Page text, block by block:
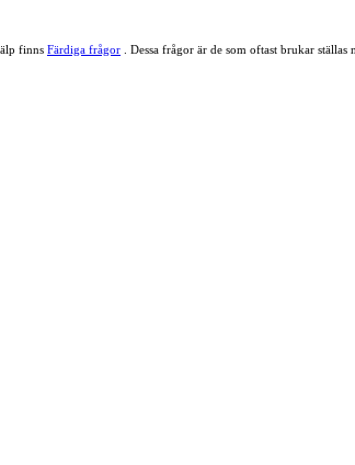
finns Färdiga frågor . Dessa frågor är de som oftast brukar